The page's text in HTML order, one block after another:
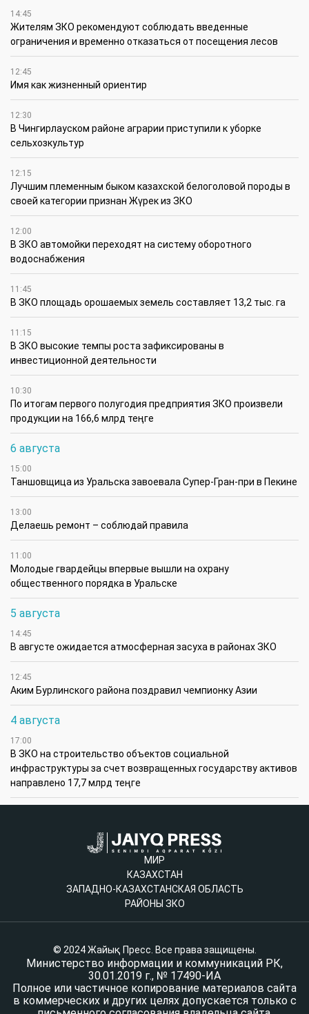
14:45
Жителям ЗКО рекомендуют соблюдать введенные
ограничения и временно отказаться от посещения лесов
12:45
Имя как жизненный ориентир
12:30
В Чингирлауском районе аграрии приступили к уборке
сельхозкультур
12:15
Лучшим племенным быком казахской белоголовой породы в
своей категории признан Жүрек из ЗКО
12:00
В ЗКО автомойки переходят на систему оборотного
водоснабжения
11:45
В ЗКО площадь орошаемых земель составляет 13,2 тыс. га
11:15
В ЗКО высокие темпы роста зафиксированы в
инвестиционной деятельности
10:30
По итогам первого полугодия предприятия ЗКО произвели
продукции на 166,6 млрд теңге
6 августа
15:00
Таншовщица из Уральска завоевала Супер-Гран-при в Пекине
13:00
Делаешь ремонт – соблюдай правила
11:00
Молодые гвардейцы впервые вышли на охрану
общественного порядка в Уральске
5 августа
14:45
В августе ожидается атмосферная засуха в районах ЗКО
12:45
Аким Бурлинского района поздравил чемпионку Азии
4 августа
17:00
В ЗКО на строительство объектов социальной
инфраструктуры за счет возвращенных государству активов
направлено 17,7 млрд теңге
МИР
КАЗАХСТАН
ЗАПАДНО-КАЗАХСТАНСКАЯ ОБЛАСТЬ
РАЙОНЫ ЗКО
© 2024 Жайық Пресс. Все права защищены.
Министерство информации и коммуникаций РК,
30.01.2019 г., № 17490-ИА
Полное или частичное копирование материалов сайта
в коммерческих и других целях допускается только с